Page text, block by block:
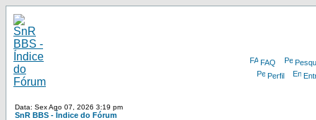
FAQ
Perfil
Data: Sex Ago 07, 2026 3:19 pm
SnR BBS - Índice do Fórum